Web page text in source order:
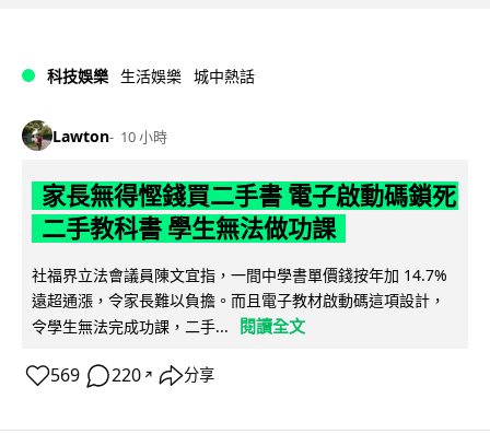
科技娛樂 生活娛樂 城中熱話
Lawton 10 小時
家長無得慳錢買二手書 電子啟動碼鎖死
二手教科書 學生無法做功課
社福界立法會議員陳文宜指，一間中學書單價錢按年加 14.7%
遠超通漲，令家長難以負擔。而且電子教材啟動碼這項設計，
令學生無法完成功課，二手...
閱讀全文
569 220 ↗ 分享